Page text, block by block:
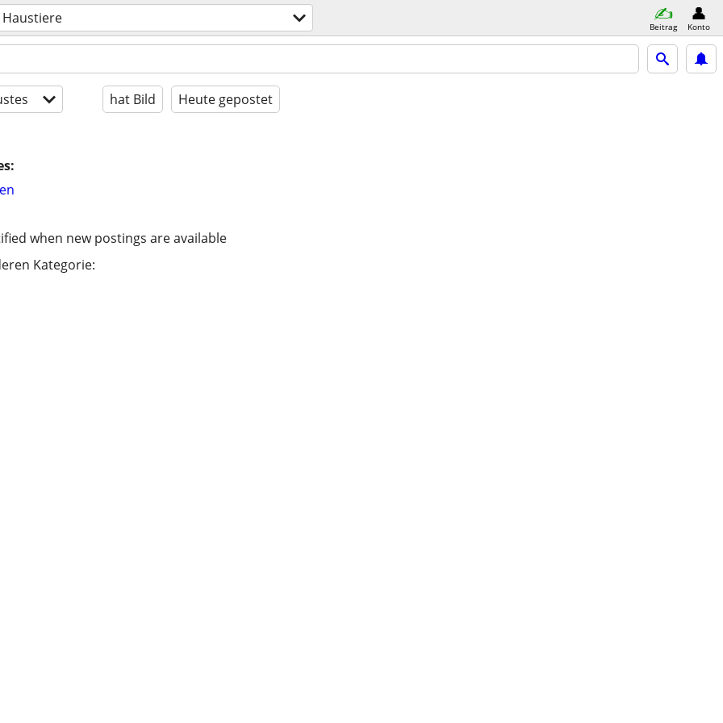
Haustiere Beitrag Konto
hat Bild Heute gepostet
when new postings are available
Kategorie: